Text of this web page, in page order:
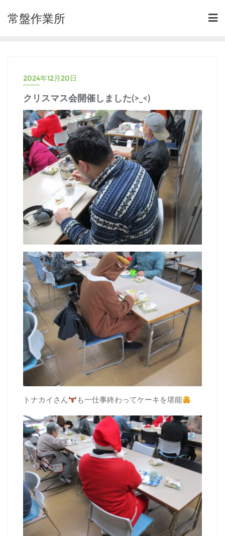
常盤作業所
2024年12月20日
クリスマス会開催しました(>_<)
トナカイさん も一仕事終わってケーキを堪能